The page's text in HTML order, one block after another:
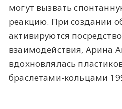
могут вызвать
реакцию. При создании
активируются
взаимодействия, Арина
вдохновлялась
браслетами-кольцами